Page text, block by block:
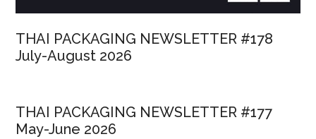
THAI PACKAGING NEWSLETTER #178
July-August 2026
THAI PACKAGING NEWSLETTER #177
May-June 2026